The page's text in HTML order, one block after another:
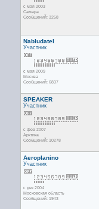
с мая 2003
Самара
Сообщений: 3258
Nabludatel
Участник
с мая 2009
Москва
Сообщений: 6837
SPEAKER
Участник
с фев 2007
Арктика
Сообщений: 10278
Aeroplanino
Участник
с дек 2004
Московская область
Сообщений: 1943